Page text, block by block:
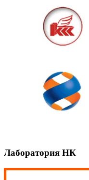
Лаборатория НК